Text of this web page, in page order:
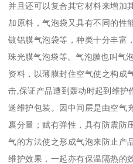
并且还可以复合其它材料来增加
加原料，气泡袋又具有不同的性
镀铝膜气泡袋等，种类十分丰富
珠光膜气泡袋等。气泡膜也叫气
资料，以薄膜封住空气使之构成
击,保证产品遭到轰动时起到维护
送维护包装。因中间层是由空气
裹分量；赋有弹性，具有防震防
气的方法使之形成气泡来防止产
维护效果，一起亦有保温隔热的